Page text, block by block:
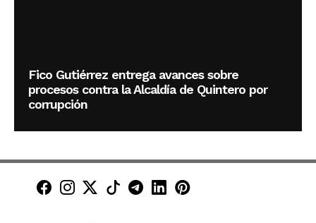
Fico Gutiérrez entrega avances sobre
procesos contra la Alcaldía de Quintero por
corrupción
Minuto30 en Facebook
Minuto30 en Instagram
Minuto30 en X (Twitter)
Minuto30 en TikTok
Canal de Minuto30 en
Minuto30 en LinkedIn
Minuto30 en